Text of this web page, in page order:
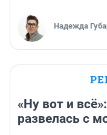
Надежда
«Ну вот и
развелась с